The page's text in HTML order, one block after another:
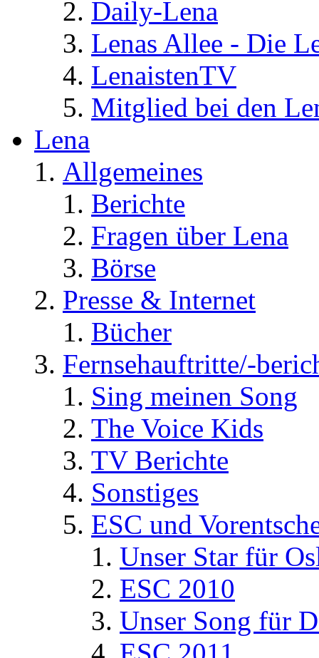
Daily-Lena
Lenas Allee - Die
LenaistenTV
Mitglied bei den
Lena
Allgemeines
Berichte
Fragen über Lena
Börse
Presse & Internet
Bücher
Fernsehauftritte/-
Sing meinen Song
The Voice Kids
TV Berichte
Sonstiges
ESC und
Unser Star für
ESC 2010
Unser Song für